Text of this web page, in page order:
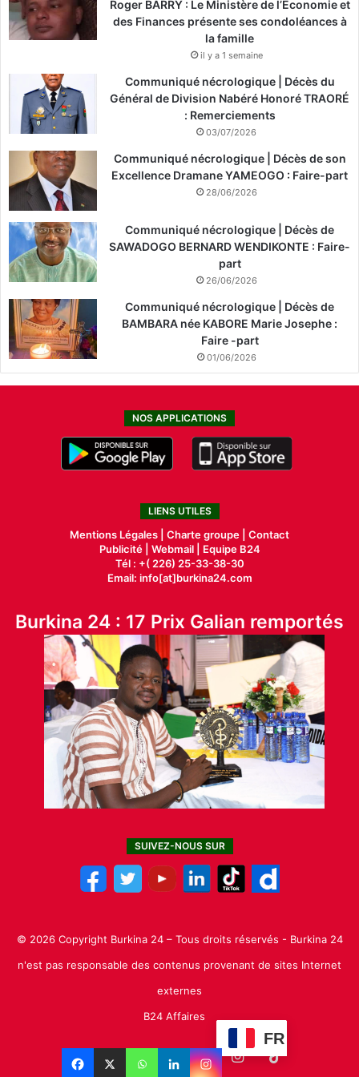
Roger BARRY : Le Ministère de l’Économie et
des Finances présente ses condoléances à
la famille
il y a 1 semaine
Communiqué nécrologique | Décès du
Général de Division Nabéré Honoré TRAORÉ
: Remerciements
03/07/2026
Communiqué nécrologique | Décès de son
Excellence Dramane YAMEOGO : Faire-part
28/06/2026
Communiqué nécrologique | Décès de
SAWADOGO BERNARD WENDIKONTE : Faire-
part
26/06/2026
Communiqué nécrologique | Décès de
BAMBARA née KABORE Marie Josephe :
Faire -part
01/06/2026
NOS APPLICATIONS
LIENS UTILES
Mentions Légales | Charte groupe | Contact
Publicité| Webmail |
Equipe B24
Tél : +( 226) 25-33-38-30
Email: info[at]burkina24.com
Burkina 24 : 17 Prix Galian remportés
SUIVEZ-NOUS SUR
© 2026 Copyright Burkina 24 – Tous droits réservés - Burkina 24
n'est pas responsable des contenus provenant de sites Internet
externes
B24 Affaires
FR
Facebook LinkedinYouTubeInstagram
TikTok